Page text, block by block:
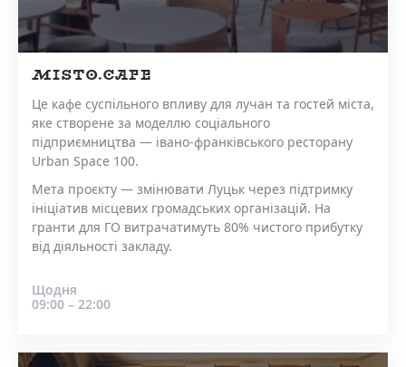
MISTO.CAFE
Це кафе суспільного впливу для лучан та гостей міста,
яке створене за моделлю соціального
підприємництва — івано-франківського ресторану
Urban Space 100.
Мета проєкту — змінювати Луцьк через підтримку
ініціатив місцевих громадських організацій. На
гранти для ГО витрачатимуть 80% чистого прибутку
від діяльності закладу.
Щодня
09:00 – 22:00